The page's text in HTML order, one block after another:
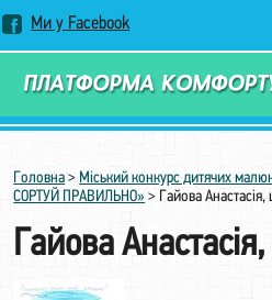
Ми у Facebook
Замовити дзвінок
Головна > Міський конкурс дитячих
СОРТУЙ ПРАВИЛЬНО» > Гайова
Гайова